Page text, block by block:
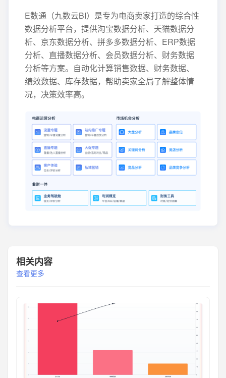
E数通（九数云BI）是专为电商卖家打造的综合性
数据分析平台，提供淘宝数据分析、天猫数据分
析、京东数据分析、拼多多数据分析、ERP数据
分析、直播数据分析、会员数据分析、财务数据
分析等方案。自动化计算销售数据、财务数据、
绩效数据、库存数据，帮助卖家全局了解整体情
况，决策效率高。
相关内容
查看更多